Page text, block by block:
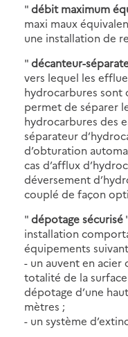
"débit maximum
maxi maux
une installation de
"décanteur-
vers lequel les
hydrocarbures sont
permet de séparer
hydrocarbures des
séparateur
d’obturation
cas d’afflux
déversement
couplé de façon
"dépotage sécurisé
installation
équipements
- un auvent en acier
totalité de la
dépotage d’une
mètres ;
- un système